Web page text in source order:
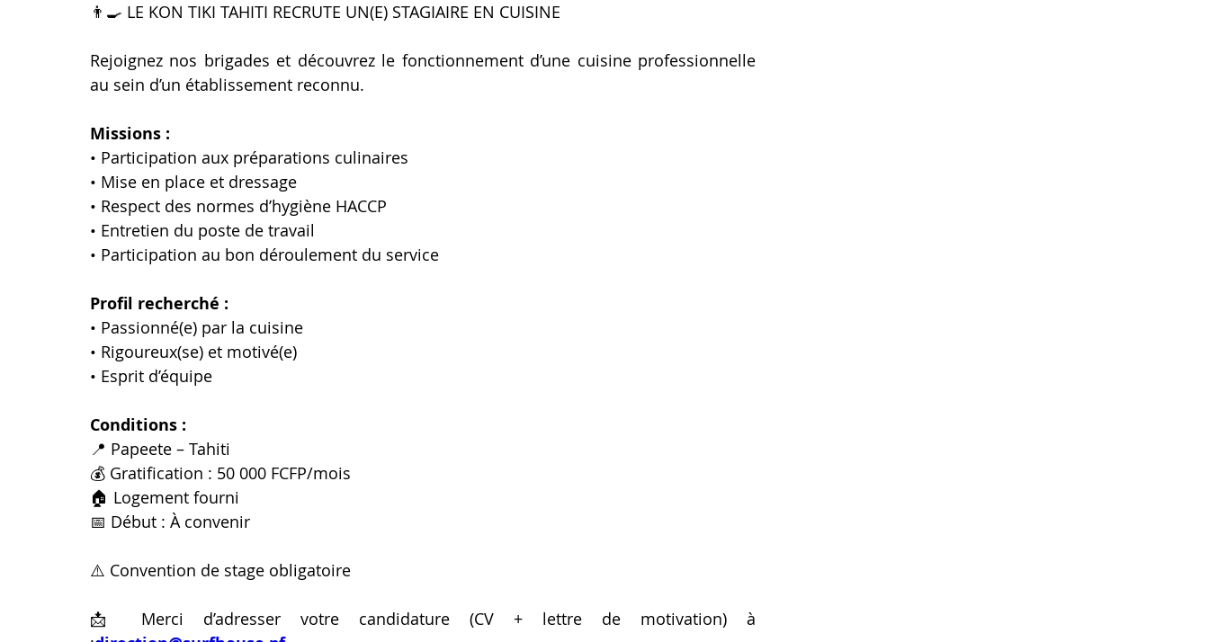
👨‍🍳 LE KON TIKI TAHITI RECRUTE UN(E) STAGIAIRE EN CUISINE
Rejoignez nos brigades et découvrez le fonctionnement d’une cuisine professionnelle
au sein d’un établissement reconnu.
Missions :
• Participation aux préparations culinaires
• Mise en place et dressage
• Respect des normes d’hygiène HACCP
• Entretien du poste de travail
• Participation au bon déroulement du service
Profil recherché :
• Passionné(e) par la cuisine
• Rigoureux(se) et motivé(e)
• Esprit d’équipe
Conditions :
📍 Papeete – Tahiti
💰 Gratification : 50 000 FCFP/mois
🏠 Logement fourni
📅 Début : À convenir
⚠️ Convention de stage obligatoire
📩 Merci d’adresser votre candidature (CV + lettre de motivation) à